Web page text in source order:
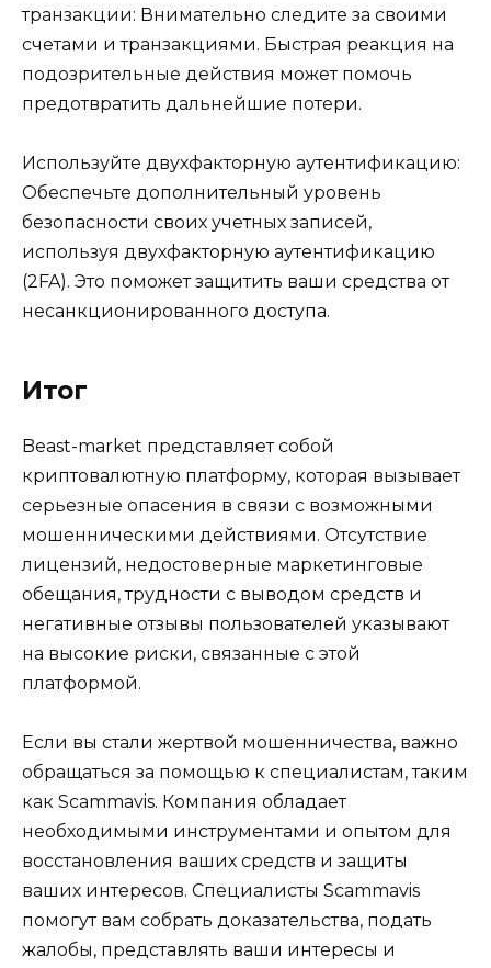
транзакции: Внимательно следите за своими
счетами и транзакциями. Быстрая реакция на
подозрительные действия может помочь
предотвратить дальнейшие потери.
Используйте двухфакторную аутентификацию:
Обеспечьте дополнительный уровень
безопасности своих учетных записей,
используя двухфакторную аутентификацию
(2FA). Это поможет защитить ваши средства от
несанкционированного доступа.
Итог
Beast-market представляет собой
криптовалютную платформу, которая вызывает
серьезные опасения в связи с возможными
мошенническими действиями. Отсутствие
лицензий, недостоверные маркетинговые
обещания, трудности с выводом средств и
негативные отзывы пользователей указывают
на высокие риски, связанные с этой
платформой.
Если вы стали жертвой мошенничества, важно
обращаться за помощью к специалистам, таким
как Scammavis. Компания обладает
необходимыми инструментами и опытом для
восстановления ваших средств и защиты
ваших интересов. Специалисты Scammavis
помогут вам собрать доказательства, подать
жалобы, представлять ваши интересы и